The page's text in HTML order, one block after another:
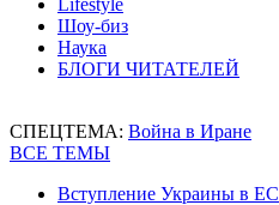
Lifestyle
Шоу-биз
Наука
БЛОГИ ЧИТАТЕЛЕЙ
СПЕЦТЕМА: Война в Иране
ВСЕ ТЕМЫ
Вступление Украины в ЕС